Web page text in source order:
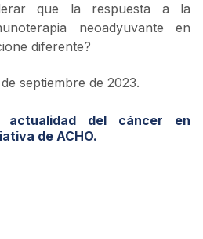
que la respuesta a la
neoadyuvante en
diferente?
septiembre de 2023.
actualidad del cáncer en
de ACHO.